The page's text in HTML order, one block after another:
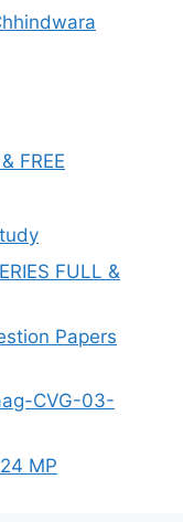
FREE
FULL &
Papers
CVG-03-
MP